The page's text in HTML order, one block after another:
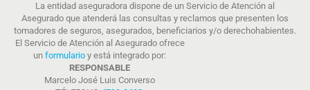
La entidad aseguradora dispone de un Servicio de Atención al
Asegurado que atenderá las consultas y reclamos que presenten los
tomadores de seguros, asegurados, beneficiarios y/o derechohabientes.
El Servicio de Atención al Asegurado ofrece
un formulario y está integrado por:
RESPONSABLE
Marcelo José Luis Converso